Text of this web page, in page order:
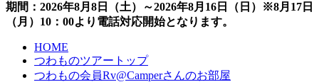
期間：2026年8月8日（土）～2026年8月16日（日）※8月17日
（月）10：00より電話対応開始となります。
HOME
つわものツアートップ
つわもの会員Rv@Camperさんのお部屋